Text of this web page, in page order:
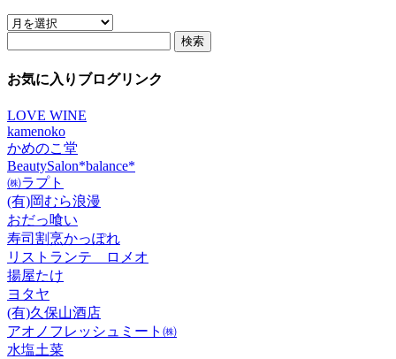
ア
イ
お気に入りブログリンク
LOVE WINE
kamenoko
かめのこ堂
BeautySalon*balance*
㈱ラプト
(有)岡むら浪漫
おだっ喰い
寿司割烹かっぽれ
リストランテ ロメオ
揚屋たけ
ヨタヤ
(有)久保山酒店
アオノフレッシュミート㈱
水塩土菜